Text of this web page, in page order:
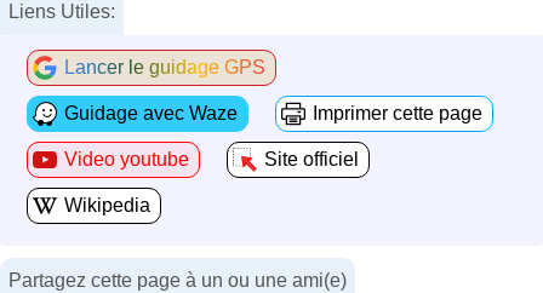
Liens Utiles:
Lancer le guidage GPS
Guidage avec Waze Imprimer cette page
Video youtube Site officiel
Wikipedia
Partagez cette page à un ou une ami(e)